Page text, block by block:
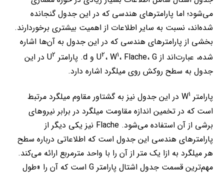
می‌شود؛ اما پارامترهای هندسی که در این جدول گنجانده
شده‌اند، نسبت به سایر اطلاعات از اهمیت بیشتری برخوردارند.
بخشی از پارامترهای هندسی که در این جدول به آن‌ها اشاره
شده، عبارت‌اند از U
2، W1، Flache، G و d. پارامتر U 2
در این
جدول به سطح روکش روی میلگرد اشاره دارد.
پارامتر W 1
در این جدول نیز به گشتاور مقاوم میلگرد مرتبط
است که در تخمین اندازه مقاومت میلگرد در برابر نیروهای
برشی از آن استفاده می‌شود. Flache نیز یکی دیگر از
پارامترهای هندسی این جدول است که اطلاعاتی درباره سطح
هر میلگرد به ازا یک متر از آن را با واحد مترمربع ارائه می‌کند.
مهم‌ترین قسمت جدول اشتال پارامتر G است که آن را «طول